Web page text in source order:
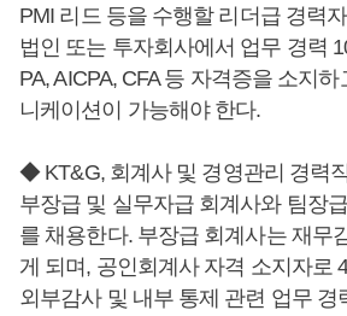
PMI 리드 등을 수행할 리더급 경력
법인 또는 투자회사에서 업무 경력
PA, AICPA, CFA 등 자격증을 소지
니케이션이 가능해야 한다.
◆ KT&G, 회계사 및 경영관리 경력
부장급 및 실무자급 회계사와 팀장
를 채용한다. 부장급 회계사는 재무
게 되며, 공인회계사 자격 소지자로
외부감사 및 내부 통제 관련 업무 경